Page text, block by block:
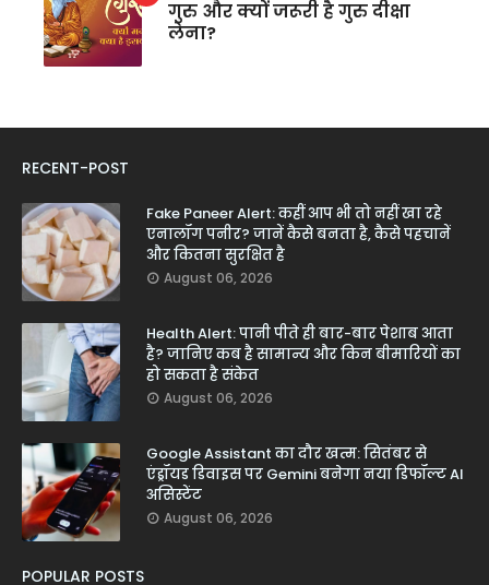
गुरु और क्यों जरूरी है गुरु दीक्षा
लेना?
RECENT-POST
Fake Paneer Alert: कहीं आप भी तो नहीं खा रहे
एनालॉग पनीर? जानें कैसे बनता है, कैसे पहचानें
और कितना सुरक्षित है
August 06, 2026
Health Alert: पानी पीते ही बार-बार पेशाब आता
है? जानिए कब है सामान्य और किन बीमारियों का
हो सकता है संकेत
August 06, 2026
Google Assistant का दौर खत्म: सितंबर से
एंड्रॉयड डिवाइस पर Gemini बनेगा नया डिफॉल्ट AI
असिस्टेंट
August 06, 2026
POPULAR POSTS